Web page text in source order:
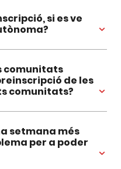
si es ve
comunitats
de les
comunitats?
setmana més
per a poder